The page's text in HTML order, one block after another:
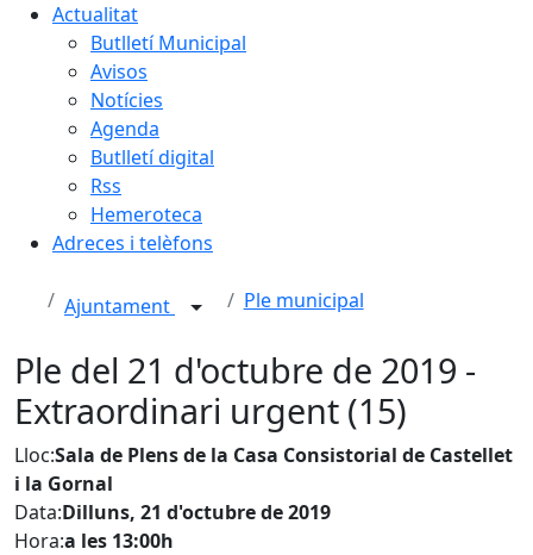
Actualitat
Butlletí Municipal
Avisos
Notícies
Agenda
Butlletí digital
Rss
Hemeroteca
Adreces i telèfons
Ajuntament Ple municipal
Ple del 21 d'octubre de 2019 -
Extraordinari urgent (15)
Lloc:Sala de Plens de la Casa Consistorial de Castellet
i la Gornal
Data:Dilluns, 21 d'octubre de 2019
Hora:a les 13:00h